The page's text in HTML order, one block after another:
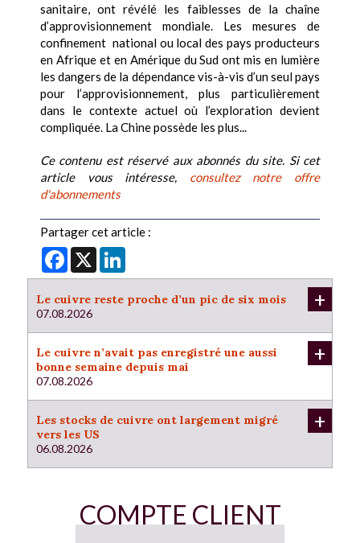
sanitaire, ont révélé les faiblesses de la chaîne
d’approvisionnement mondiale. Les mesures de
confinement national ou local des pays producteurs
en Afrique et en Amérique du Sud ont mis en lumière
les dangers de la dépendance vis-à-vis d’un seul pays
pour l’approvisionnement, plus particulièrement
dans le contexte actuel où l’exploration devient
compliquée. La Chine possède les plus...
Ce contenu est réservé aux abonnés du site. Si cet
article vous intéresse, consultez notre offre
d'abonnements
Partager cet article :
Facebook
X
Le cuivre reste proche d’un pic de six mois
07.08.2026
+
Le cuivre n’avait pas enregistré une aussi
bonne semaine depuis mai
07.08.2026
+
Les stocks de cuivre ont largement migré
vers les US
06.08.2026
+
COMPTE CLIENT